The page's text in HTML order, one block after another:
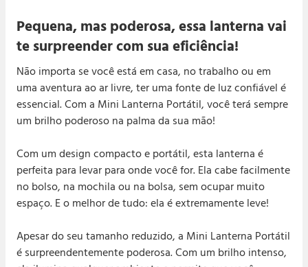
Caso você não goste de algum produto, você
tem o prazo de até 7 dias para trocar ou
devolver.
Segura
Pequena, mas poderosa, essa lanterna vai
te surpreender com sua eficiência!
Não importa se você está em casa, no trabalho ou em
uma aventura ao ar livre, ter uma fonte de luz confiável é
essencial. Com a Mini Lanterna Portátil, você terá sempre
um brilho poderoso na palma da sua mão!
Com um design compacto e portátil, esta lanterna é
perfeita para levar para onde você for. Ela cabe facilmente
no bolso, na mochila ou na bolsa, sem ocupar muito
espaço. E o melhor de tudo: ela é extremamente leve!
Apesar do seu tamanho reduzido, a Mini Lanterna Portátil
é surpreendentemente poderosa. Com um brilho intenso,